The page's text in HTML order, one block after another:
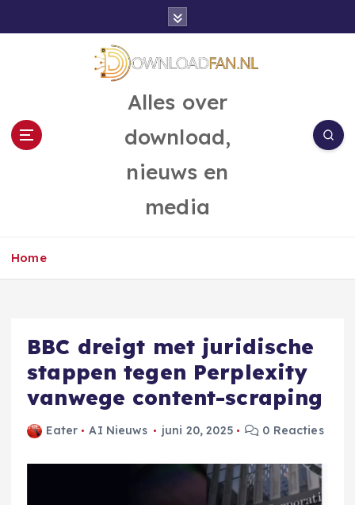
Alles over
download,
nieuws en
media
Home
BBC dreigt met juridische
stappen tegen Perplexity
vanwege content-scraping
Eater AI Nieuws juni 20, 2025 0 Reacties